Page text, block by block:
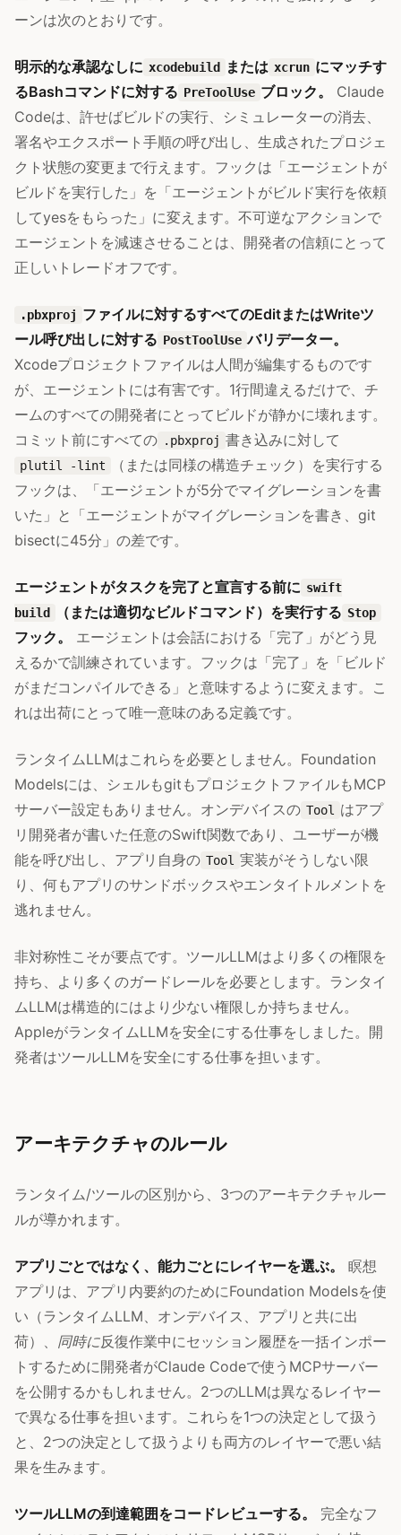
ーンは次のとおりです。
明示的な承認なしに xcodebuild または xcrun にマッチす
るBashコマンドに対する PreToolUse ブロック。
Claude
Codeは、許せばビルドの実行、シミュレーターの消去、
署名やエクスポート手順の呼び出し、生成されたプロジェ
クト状態の変更まで行えます。フックは「エージェントが
ビルドを実行した」を「エージェントがビルド実行を依頼
してyesをもらった」に変えます。不可逆なアクションで
エージェントを減速させることは、開発者の信頼にとって
正しいトレードオフです。
.pbxproj ファイルに対するすべてのEditまたはWriteツ
ール呼び出しに対する PostToolUse バリデーター。
Xcodeプロジェクトファイルは人間が編集するものです
が、エージェントには有害です。1行間違えるだけで、チ
ームのすべての開発者にとってビルドが静かに壊れます。
コミット前にすべての .pbxproj 書き込みに対して
plutil -lint
（または同様の構造チェック）を実行する
フックは、「エージェントが5分でマイグレーションを書
いた」と「エージェントがマイグレーションを書き、git
bisectに45分」の差です。
エージェントがタスクを完了と宣言する前に swift
build
（または適切なビルドコマンド）を実行する Stop
フック。
エージェントは会話における「完了」がどう見
えるかで訓練されています。フックは「完了」を「ビルド
がまだコンパイルできる」と意味するように変えます。こ
れは出荷にとって唯一意味のある定義です。
ランタイムLLMはこれらを必要としません。Foundation
Modelsには、シェルもgitもプロジェクトファイルもMCP
サーバー設定もありません。オンデバイスの Tool はアプ
リ開発者が書いた任意のSwift関数であり、ユーザーが機
能を呼び出し、アプリ自身の Tool 実装がそうしない限
り、何もアプリのサンドボックスやエンタイトルメントを
逃れません。
非対称性こそが要点です。ツールLLMはより多くの権限を
持ち、より多くのガードレールを必要とします。ランタイ
ムLLMは構造的にはより少ない権限しか持ちません。
AppleがランタイムLLMを安全にする仕事をしました。開
発者はツールLLMを安全にする仕事を担います。
アーキテクチャのルール
ランタイム/ツールの区別から、3つのアーキテクチャルー
ルが導かれます。
アプリごとではなく、能力ごとにレイヤーを選ぶ。
瞑想
アプリは、アプリ内要約のためにFoundation Modelsを使
い（ランタイムLLM、オンデバイス、アプリと共に出
荷）、 同時に反復作業中にセッション履歴を一括インポー
トするために開発者がClaude Codeで使うMCPサーバー
を公開するかもしれません。2つのLLMは異なるレイヤー
で異なる仕事を担います。これらを1つの決定として扱う
と、2つの決定として扱うよりも両方のレイヤーで悪い結
果を生みます。
ツールLLMの到達範囲をコードレビューする。
完全なフ